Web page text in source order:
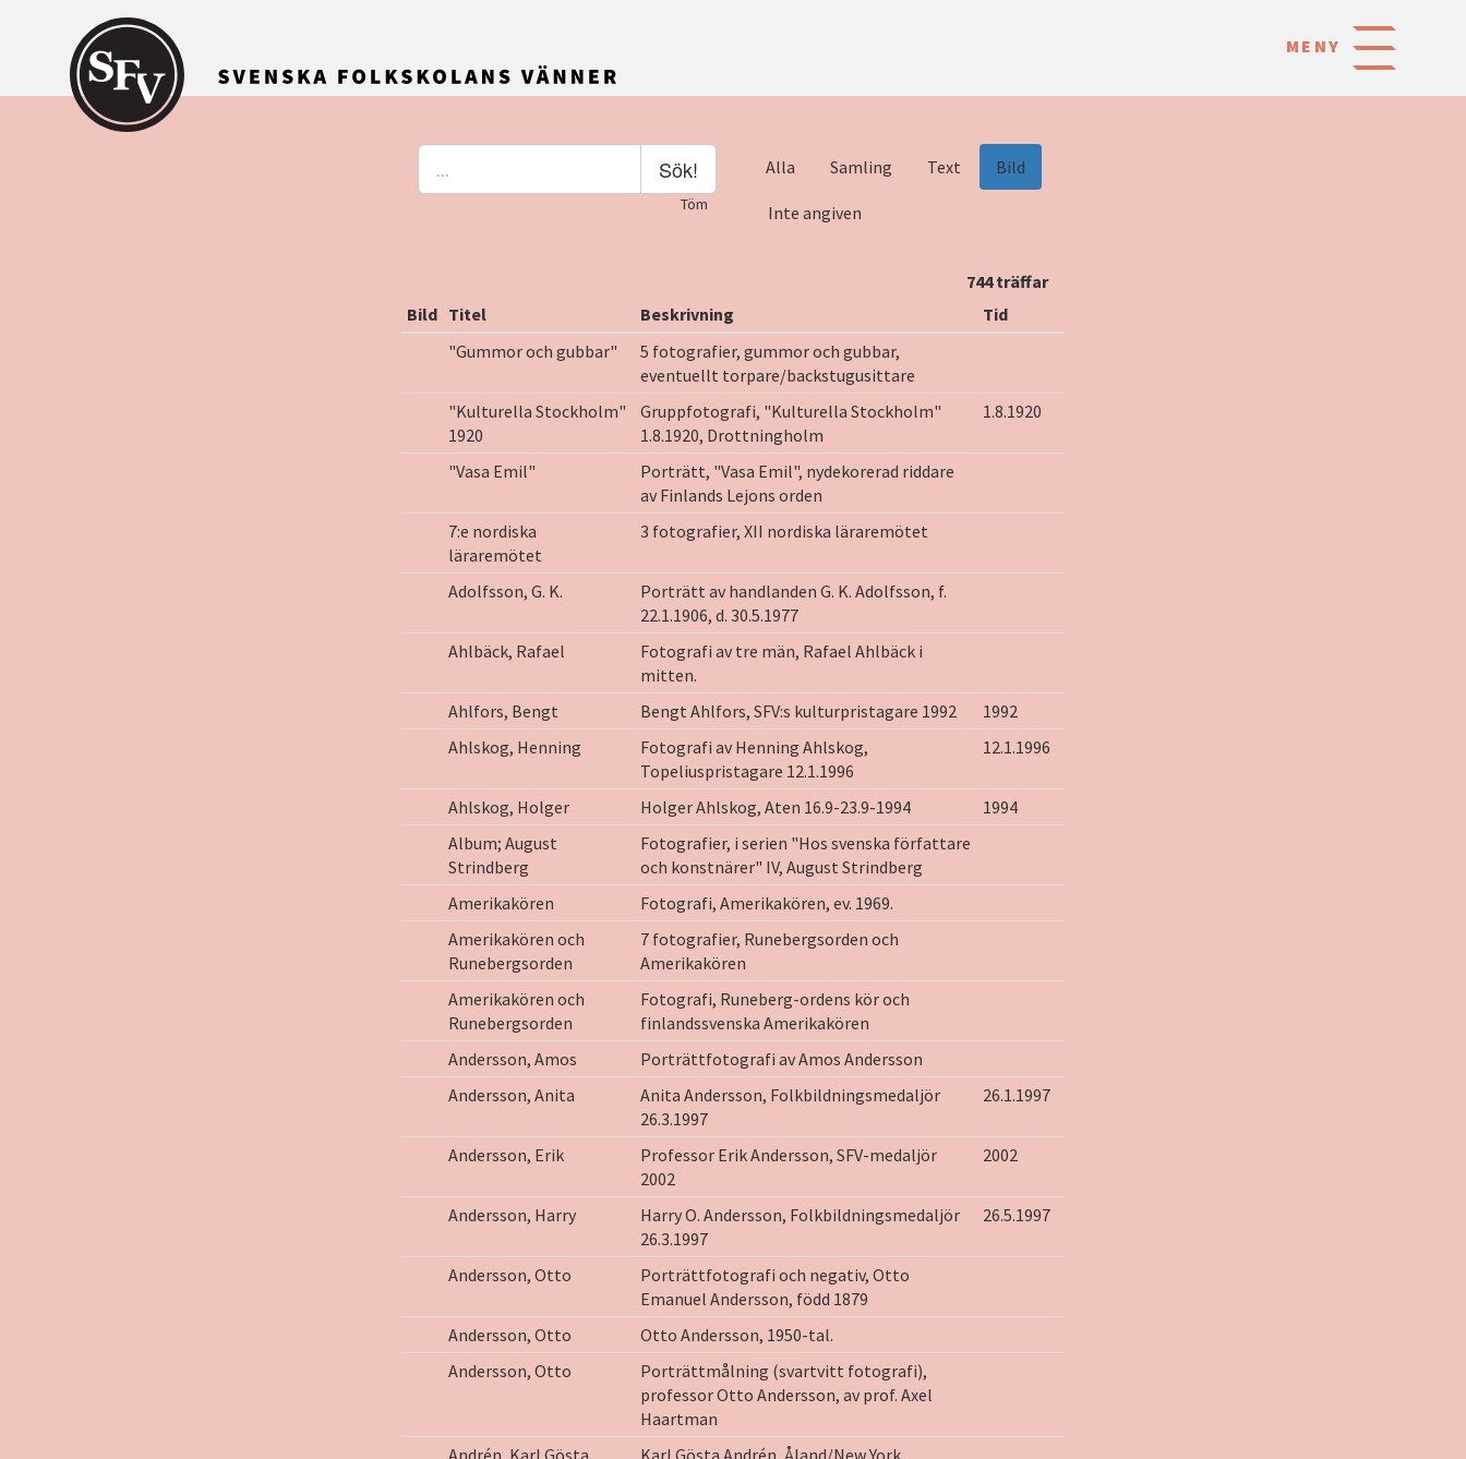
Gå till innehållet
MENY
Sök!
Töm
Alla Samling Text Bild
Inte angiven
744 träffar
Bild Titel Beskrivning
Tid
"Gummor och gubbar"
5 fotografier, gummor och gubbar,
eventuellt torpare/backstugusittare
"Kulturella Stockholm"
1920
Gruppfotografi, "Kulturella Stockholm"
1.8.1920, Drottningholm
1.8.1920
"Vasa Emil"
Porträtt, "Vasa Emil", nydekorerad riddare
av Finlands Lejons orden
7:e nordiska
läraremötet
3 fotografier, XII nordiska läraremötet
Adolfsson, G. K.
Porträtt av handlanden G. K. Adolfsson, f.
22.1.1906, d. 30.5.1977
Ahlbäck, Rafael
Fotografi av tre män, Rafael Ahlbäck i
mitten.
Ahlfors, Bengt
Bengt Ahlfors, SFV:s kulturpristagare 1992
1992
Ahlskog, Henning
Fotografi av Henning Ahlskog,
Topeliuspristagare 12.1.1996
12.1.1996
Ahlskog, Holger Holger Ahlskog, Aten 16.9-23.9-1994
1994
Album; August
Strindberg
Fotografier, i serien "Hos svenska författare
och konstnärer" IV, August Strindberg
Amerikakören
Fotografi, Amerikakören, ev. 1969.
Amerikakören och
Runebergsorden
7 fotografier, Runebergsorden och
Amerikakören
Amerikakören och
Runebergsorden
Fotografi, Runeberg-ordens kör och
finlandssvenska Amerikakören
Andersson, Amos
Porträttfotografi av Amos Andersson
Andersson, Anita
Anita Andersson, Folkbildningsmedaljör
26.3.1997
26.1.1997
Andersson, Erik
Professor Erik Andersson, SFV-medaljör
2002
2002
Andersson, Harry
Harry O. Andersson, Folkbildningsmedaljör
26.3.1997
26.5.1997
Andersson, Otto
Porträttfotografi och negativ, Otto
Emanuel Andersson, född 1879
Andersson, Otto
Otto Andersson, 1950-tal.
Andersson, Otto
Porträttmålning (svartvitt fotografi),
professor Otto Andersson, av prof. Axel
Haartman
Andrén, Karl Gösta
Karl Gösta Andrén, Åland/New York